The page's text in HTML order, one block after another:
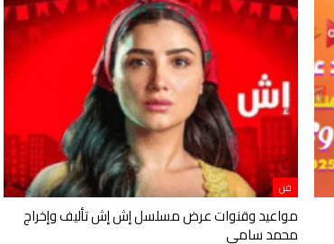
فن
مواعيد وقنوات عرض مسلسل إش إش تأليف وإخراج
محمد سامي